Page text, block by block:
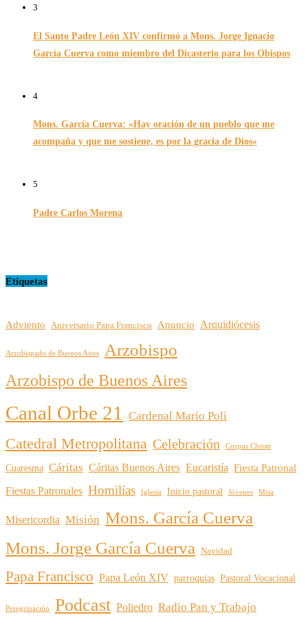
3
El Santo Padre León XIV confirmó a Mons. Jorge Ignacio
García Cuerva como miembro del Dicasterio para los Obispos
4
Mons. García Cuerva: «Hay oración de un pueblo que me
acompaña y que me sostiene, es por la gracia de Dios»
5
Padre Carlos Morena
Etiquetas
Adviento Aniversario Papa Francisco Anuncio Arquidiócesis
Arzobispado de Buenos Aires Arzobispo
Arzobispo de Buenos Aires
Canal Orbe 21 Cardenal Mario Poli
Catedral Metropolitana Celebración Corpus Christi
Cuaresma Cáritas Cáritas Buenos Aires Eucaristía Fiesta Patronal
Fiestas Patronales Homilías Iglesia Inicio pastoral Jóvenes Misa
Misericordia Misión Mons. García Cuerva
Mons. Jorge García Cuerva
Navidad
Papa Francisco Papa León XIV parroquias Pastoral Vocacional
Peregrinación Podcast Poliedro Radio Pan y Trabajo